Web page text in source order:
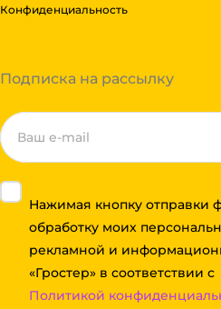
Конфиденциальность
Подписка на рассылку
Нажимая кнопку отправки
обработку моих
рекламной и
«Гростер» в соответствии с
Политикой